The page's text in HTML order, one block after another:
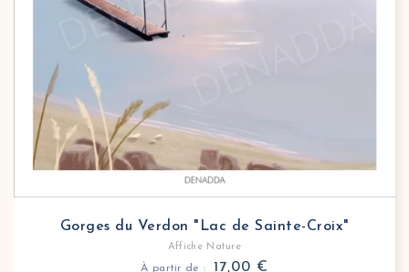
Gorges du Verdon "Lac de Sainte-Croix"
Affiche Nature
À partir de : 17,00 €